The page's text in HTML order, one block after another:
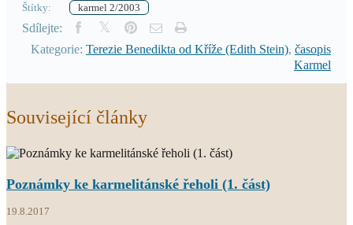
Štítky: karmel 2/2003
Sdílejte:
Kategorie: Terezie Benedikta od Kříže (Edith Stein), časopis
Karmel
Související články
Poznámky ke karmelitánské řeholi (1. část)
19.8.2017